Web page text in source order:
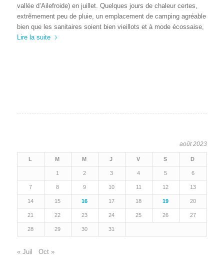
vallée d’Ailefroide) en juillet. Quelques jours de chaleur certes,
extrêmement peu de pluie, un emplacement de camping agréable
bien que les sanitaires soient bien vieillots et à mode écossaise,
Lire la suite
août 2023
L M M J V S D
1 2 3 4 5 6
7 8 9 10 11 12 13
14 15 16 17 18 19 20
21 22 23 24 25 26 27
28 29 30 31
« Juil Oct »